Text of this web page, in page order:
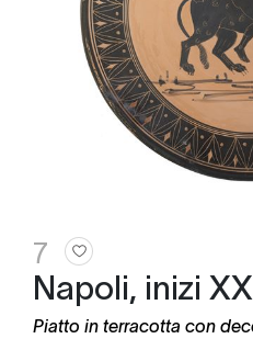
7
Napoli, inizi
Piatto in terracotta con